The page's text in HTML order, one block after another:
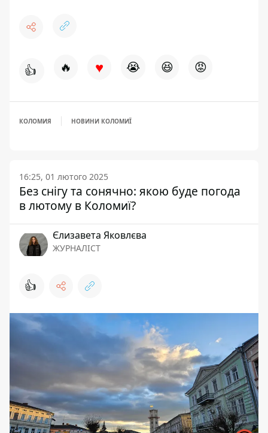
👍 🔥 ♥ 😭 😆 😡
КОЛОМИЯ НОВИНИ КОЛОМИЇ
16:25, 01 лютого 2025
Без снігу та сонячно: якою буде погода
в лютому в Коломиї?
Єлизавета Яковлєва
ЖУРНАЛІСТ
👍